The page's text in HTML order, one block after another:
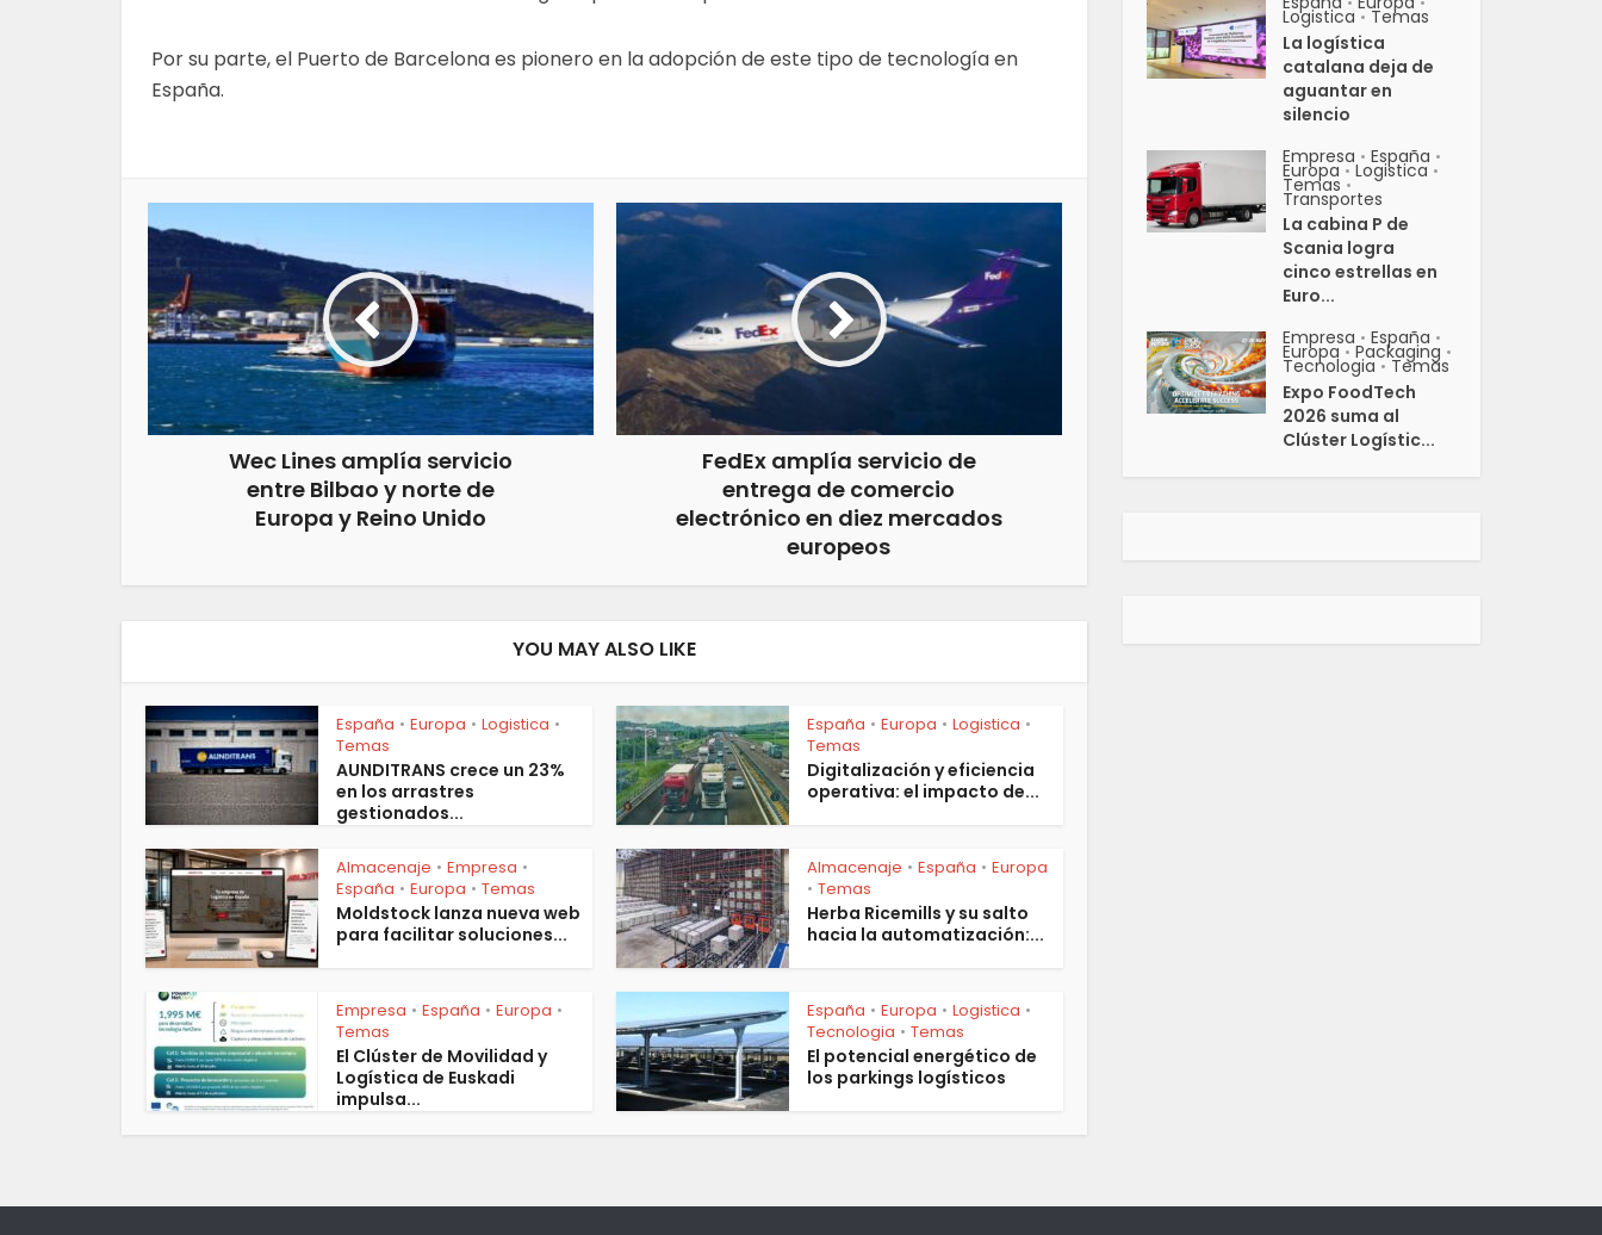
Por su parte, el Puerto de Barcelona es pionero en la adopción de este tipo de tecnología en
España.
Wec Lines amplía servicio
entre Bilbao y norte de
Europa y Reino Unido
FedEx amplía servicio de
entrega de comercio
electrónico en diez mercados
europeos
YOU MAY ALSO LIKE
España • Europa • Logistica •
Temas
AUNDITRANS crece un 23%
en los arrastres
gestionados...
España • Europa • Logistica •
Temas
Digitalización y eficiencia
operativa: el impacto de...
Almacenaje • Empresa •
España • Europa • Temas
Moldstock lanza nueva web
para facilitar soluciones...
Almacenaje • España • Europa
• Temas
Herba Ricemills y su salto
hacia la automatización:...
Empresa • España • Europa •
Temas
El Clúster de Movilidad y
Logística de Euskadi
impulsa...
España • Europa • Logistica •
Tecnologia • Temas
El potencial energético de
los parkings logísticos
Logistica • Temas
La logística
catalana deja de
aguantar en
silencio
Empresa • España •
Europa • Logistica •
Temas •
Transportes
La cabina P de
Scania logra
cinco estrellas en
Euro...
Empresa • España •
Europa • Packaging •
Tecnologia • Temas
Expo FoodTech
2026 suma al
Clúster Logístic...